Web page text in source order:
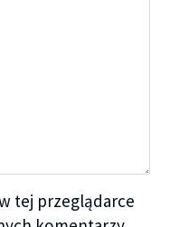
tej przeglądarce